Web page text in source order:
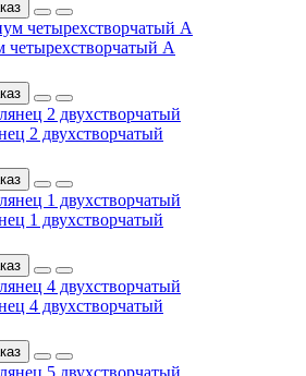
А
2 двухстворчатый
1 двухстворчатый
4 двухстворчатый